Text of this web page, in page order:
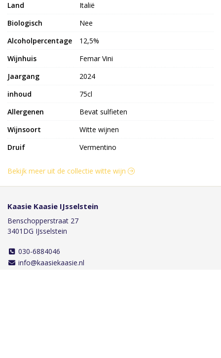
Land
Italië
Biologisch
Nee
Alcoholpercentage
12,5%
Wijnhuis
Femar Vini
Jaargang
2024
inhoud
75cl
Allergenen
Bevat sulfieten
Wijnsoort
Witte wijnen
Druif
Vermentino
Bekijk meer uit de collectie witte wijn
Kaasie Kaasie IJsselstein
Benschopperstraat 27
3401DG IJsselstein
030-6884046
info@kaasiekaasie.nl